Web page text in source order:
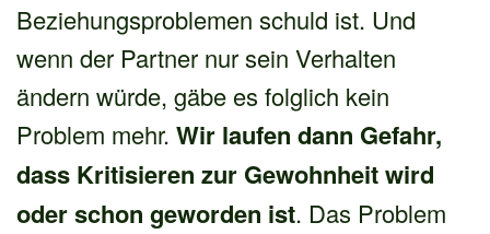
Beziehungsproblemen schuld ist. Und
wenn der Partner nur sein Verhalten
ändern würde, gäbe es folglich kein
Problem mehr. Wir laufen dann Gefahr,
dass Kritisieren zur Gewohnheit wird
oder schon geworden ist. Das Problem